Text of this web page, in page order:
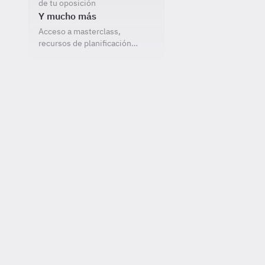
de tu oposición
Y mucho más
Acceso a masterclass,
recursos de planificación…